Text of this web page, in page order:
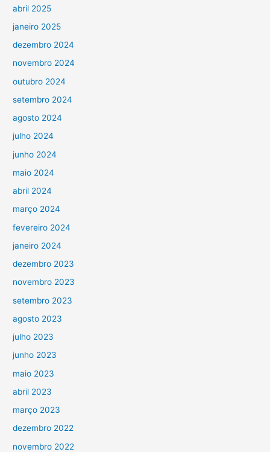
abril 2025
janeiro 2025
dezembro 2024
novembro 2024
outubro 2024
setembro 2024
agosto 2024
julho 2024
junho 2024
maio 2024
abril 2024
março 2024
fevereiro 2024
janeiro 2024
dezembro 2023
novembro 2023
setembro 2023
agosto 2023
julho 2023
junho 2023
maio 2023
abril 2023
março 2023
dezembro 2022
novembro 2022